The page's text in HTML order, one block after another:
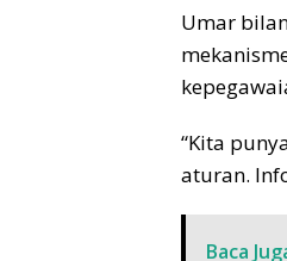
Umar
“Kita
aturan.
Baca